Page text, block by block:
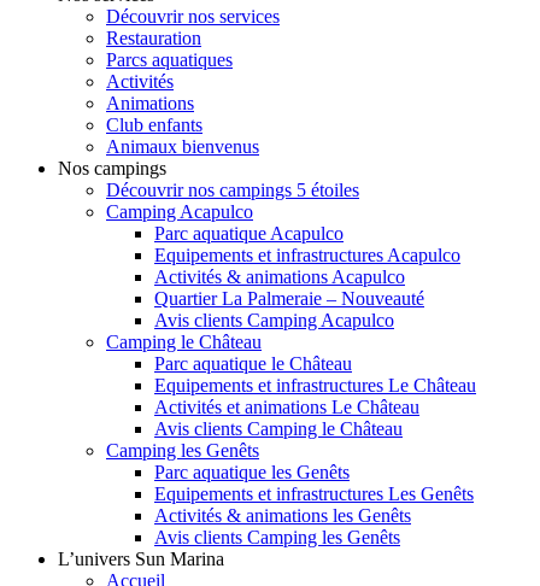
Découvrir nos services
Restauration
Parcs aquatiques
Activités
Animations
Club enfants
Animaux bienvenus
Nos campings
Découvrir nos campings 5 étoiles
Camping Acapulco
Parc aquatique Acapulco
Equipements et infrastructures Acapulco
Activités & animations Acapulco
Quartier La Palmeraie – Nouveauté
Avis clients Camping Acapulco
Camping le Château
Parc aquatique le Château
Equipements et infrastructures Le Château
Activités et animations Le Château
Avis clients Camping le Château
Camping les Genêts
Parc aquatique les Genêts
Equipements et infrastructures Les Genêts
Activités & animations les Genêts
Avis clients Camping les Genêts
L’univers Sun Marina
Accueil